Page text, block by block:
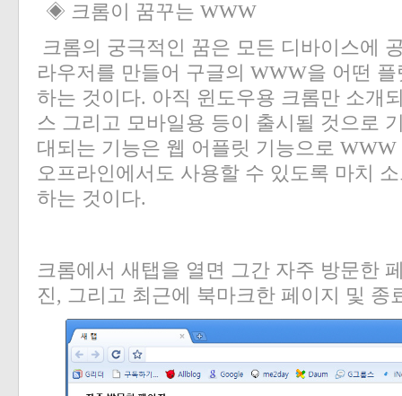
◈ 크롬이 꿈꾸는 WWW
크롬의 궁극적인 꿈은 모든 디바이스에
라우저를 만들어 구글의 WWW을 어떤
하는 것이다. 아직 윈도우용 크롬만 소개
스 그리고 모바일용 등이 출시될 것으로
대되는 기능은 웹 어플릿 기능으로 WWW
오프라인에서도 사용할 수 있도록 마치
하는 것이다.
크롬에서 새탭을 열면 그간 자주 방문한
진, 그리고 최근에 북마크한 페이지 및 종